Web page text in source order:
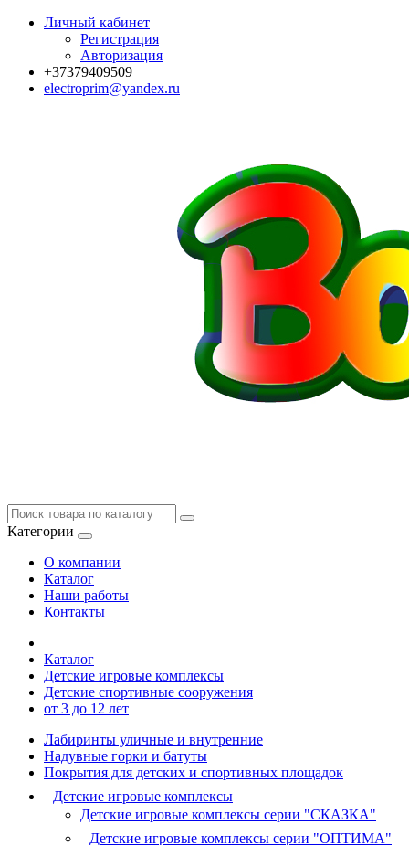
Личный кабинет
Регистрация
Авторизация
+37379409509
electroprim@yandex.ru
Категории
О компании
Каталог
Наши работы
Контакты
Каталог
Детские игровые комплексы
Детские спортивные сооружения
от 3 до 12 лет
Лабиринты уличные и внутренние
Надувные горки и батуты
Покрытия для детских и спортивных площадок
Детские игровые комплексы
Детские игровые комплексы серии "СКАЗКА"
Детские игровые комплексы серии "ОПТИМА"